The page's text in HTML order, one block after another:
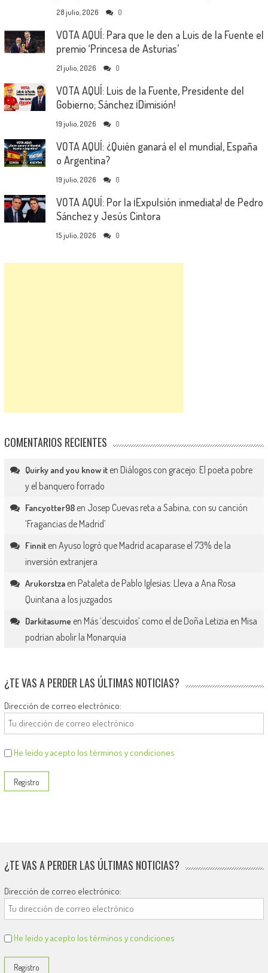
28 julio, 2026 0
VOTA AQUÍ: Para que le den a Luis de la Fuente el
premio ‘Princesa de Asturias’
21 julio, 2026 0
VOTA AQUÍ: Luis de la Fuente, Presidente del
Gobierno; Sánchez ¡Dimisión!
19 julio, 2026 0
VOTA AQUÍ: ¿Quién ganará el el mundial, España
o Argentina?
19 julio, 2026 0
VOTA AQUÍ: Por la ¡Expulsión inmediata! de Pedro
Sánchez y Jesús Cintora
15 julio, 2026 0
COMENTARIOS RECIENTES
Quirky and you know iten Diálogos con gracejo: El poeta pobre
y el banquero forrado
Fancyotter98en Josep Cuevas reta a Sabina, con su canción
‘Fragancias de Madrid’
Finniten Ayuso logró que Madrid acaparase el 73% de la
inversión extranjera
Arukorstzaen Pataleta de Pablo Iglesias: Lleva a Ana Rosa
Quintana a los juzgados
Darkitasume en Más ‘descuidos’ como el de Doña Letizia en Misa
podrían abolir la Monarquía
¿TE VAS A PERDER LAS ÚLTIMAS NOTICIAS?
Dirección de correo electrónico:
He leído y acepto los términos y condiciones
¿TE VAS A PERDER LAS ÚLTIMAS NOTICIAS?
Dirección de correo electrónico:
He leído y acepto los términos y condiciones